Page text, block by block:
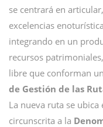
se centrará en
excelencias
integrando en un
recursos
libre que conforman
de Gestión de las
La nueva ruta se
circunscrita a la